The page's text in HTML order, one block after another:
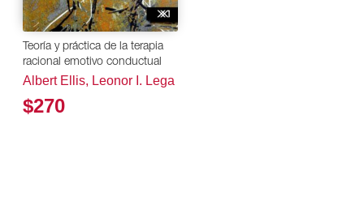
Teoría y práctica de la terapia
racional emotivo conductual
Albert Ellis, Leonor I. Lega
$270